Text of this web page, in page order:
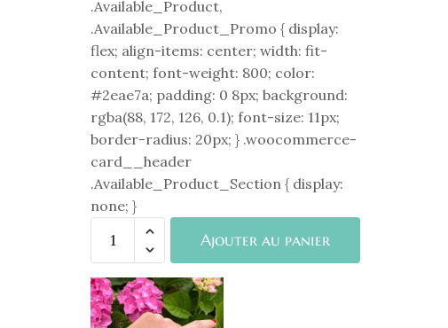
.Available_Product,
.Available_Product_Promo { display:
flex; align-items: center; width: fit-
content; font-weight: 800; color:
#2eae7a; padding: 0 8px; background:
rgba(88, 172, 126, 0.1); font-size: 11px;
border-radius: 20px; } .woocommerce-
card__header
.Available_Product_Section { display:
none; }
quantité
Chaine
Etnea
Ajouter au panier